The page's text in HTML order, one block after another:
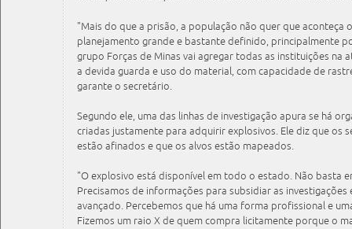
"Mais do que a prisão, a população não quer que aconteça
planejamento grande e bastante definido, principalmente
grupo Forças de Minas vai agregar todas as instituições na
a devida guarda e uso do material, com capacidade de
garante o secretário.
Segundo ele, uma das linhas de investigação apura se há
criadas justamente para adquirir explosivos. Ele diz que os
estão afinados e que os alvos estão mapeados.
"O explosivo está disponível em todo o estado. Não basta
Precisamos de informações para subsidiar as
avançado. Percebemos que há uma forma profissional e
Fizemos um raio X de quem compra licitamente porque o